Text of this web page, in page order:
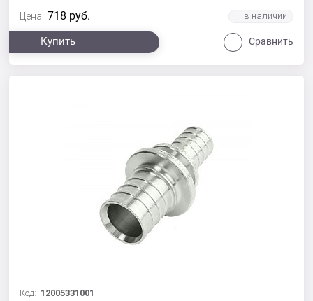
Цена: 718 руб.
Купить Сравнить
Код: 12005331001